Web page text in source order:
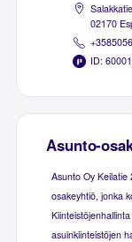
02170
ID:
Asunto-
Asunto Oy Keilatie
osakeyhtiö, jonka
asuinkiinteistöjen